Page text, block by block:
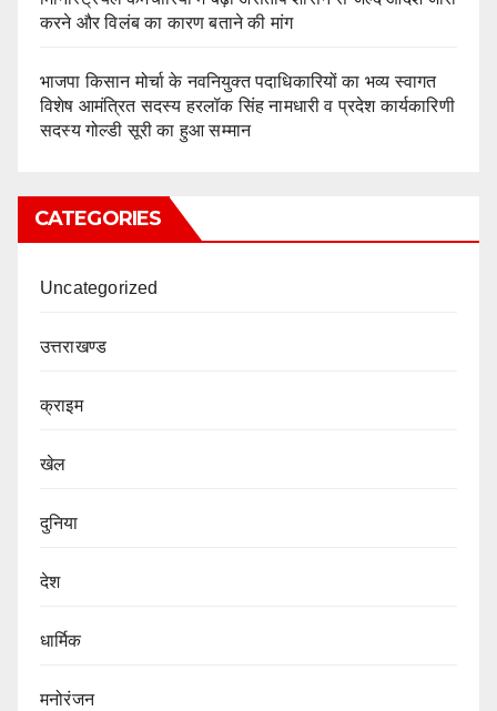
करने और विलंब का कारण बताने की मांग
भाजपा किसान मोर्चा के नवनियुक्त पदाधिकारियों का भव्य स्वागत
विशेष आमंत्रित सदस्य हरलॉक सिंह नामधारी व प्रदेश कार्यकारिणी
सदस्य गोल्डी सूरी का हुआ सम्मान
CATEGORIES
Uncategorized
उत्तराखण्ड
क्राइम
खेल
दुनिया
देश
धार्मिक
मनोरंजन